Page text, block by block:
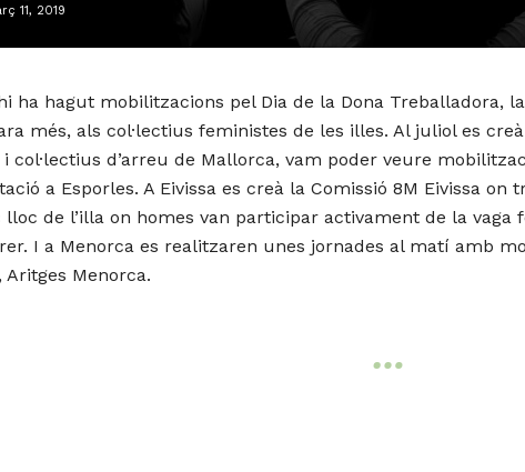
11, 2019
ha hagut mobilitzacions pel Dia de la Dona Treballadora, la
més, als col·lectius feministes de les illes. Al juliol es
col·lectius d’arreu de Mallorca, vam poder veure
a Esporles. A Eivissa es creà la Comissió 8M Eivissa
lloc de l’illa on homes van participar activament de la
I a Menorca es realitzaren unes jornades al matí amb
Menorca.
…